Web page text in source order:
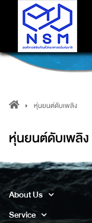
หุ่นยนต์ดับเพลิง
หุ่นยนต์ดับเพลิง
About Us
Service